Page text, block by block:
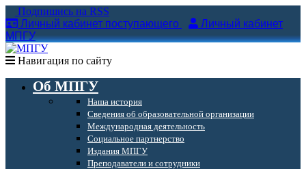
Подпишись на RSS
Личный кабинет поступающего
Личный кабинет
МПГУ
Навигация по сайту
Об МПГУ
Наша история
Сведения об образовательной организации
Международная деятельность
Социальное партнерство
Издания МПГУ
Преподаватели и сотрудники